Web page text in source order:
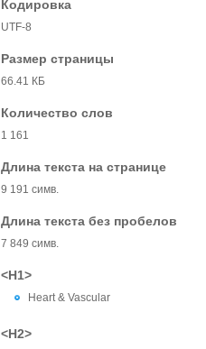
Кодировка
UTF-8
Размер страницы
66.41 КБ
Количество слов
1 161
Длина текста на странице
9 191 симв.
Длина текста без пробелов
7 849 симв.
<H1>
Heart & Vascular
<H2>